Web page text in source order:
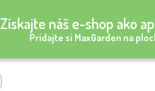
Získajte náš e-shop ako
Pridajte si MaxGarden na